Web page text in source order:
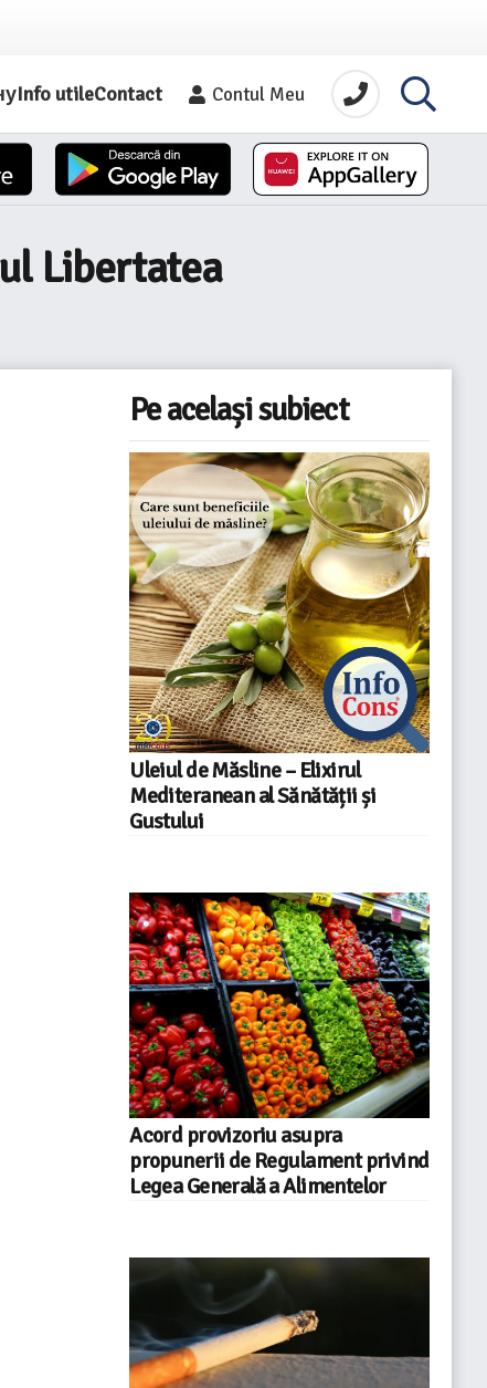
Info utileContact Contul Meu
Libertatea
Pe același subiect
Uleiul de Măsline – Elixirul
Mediteranean al Sănătății și
Gustului
Acord provizoriu asupra
propunerii de Regulament privind
Legea Generală a Alimentelor